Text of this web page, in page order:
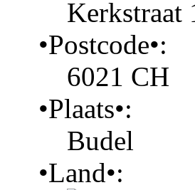
Kerkstraat
•Postcode•:
6021 CH
•Plaats•:
Budel
•Land•: